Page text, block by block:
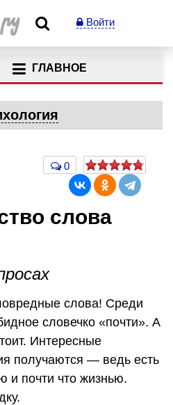
Войти
ГЛАВНОЕ
0
слова
слова! Среди
словечко «почти». А
Интересные
получаются — ведь есть
и почти что жизнью.